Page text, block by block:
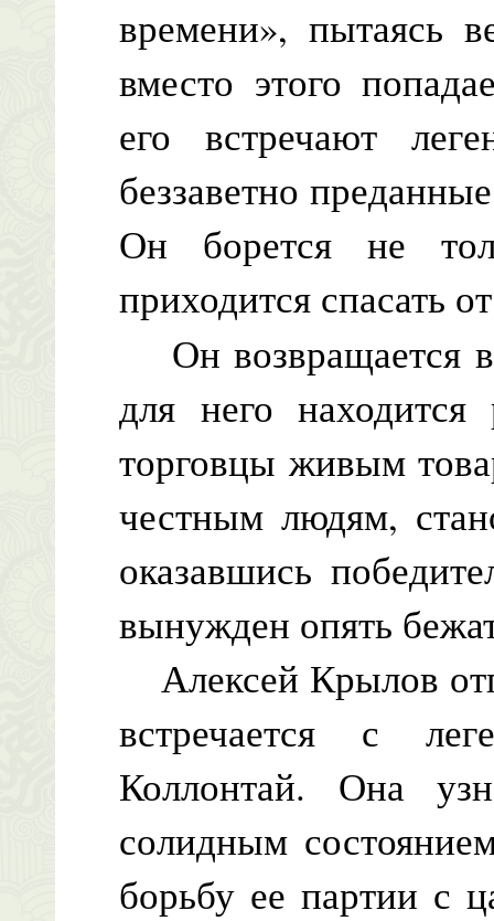
времени», пытаясь
вместо этого
его встречают
беззаветно
Он борется не
приходится спасать
Он возвращается
для него
торговцы живым
честным людям,
оказавшись
вынужден опять
Алексей Крылов
встречается с
Коллонтай. Она
солидным
борьбу ее партии с